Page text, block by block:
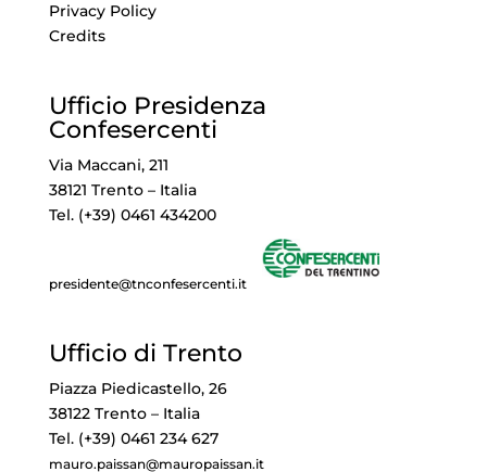
Privacy Policy
Credits
Ufficio Presidenza
Confesercenti
Via Maccani, 211
38121 Trento – Italia
Tel. (+39) 0461 434200
presidente@tnconfesercenti.it
Ufficio di Trento
Piazza Piedicastello, 26
38122 Trento – Italia
Tel. (+39) 0461 234 627
mauro.paissan@mauropaissan.it